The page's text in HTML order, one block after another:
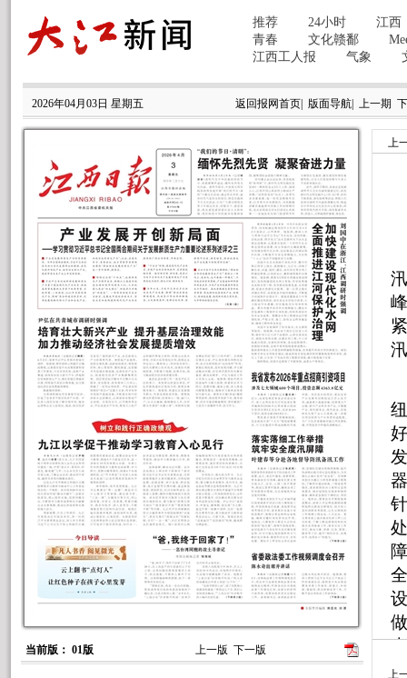
2026年04月03日 星期五 返回报网首页| 版面导航| 上一期
当前版： 01版 上一版 下一版
上
上